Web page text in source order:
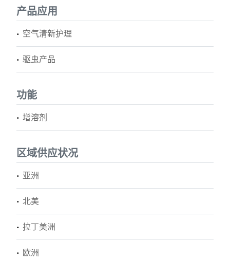
产品应用
空气清新护理
驱虫产品
功能
增溶剂
区域供应状况
亚洲
北美
拉丁美洲
欧洲